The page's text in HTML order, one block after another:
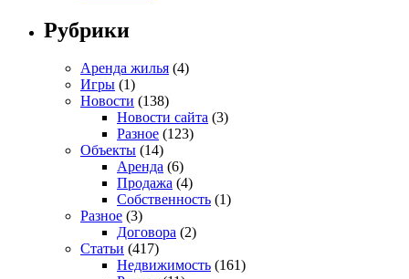
Рубрики
Аренда жилья (4)
Игры (1)
Новости (138)
Новости сайта (3)
Разное (123)
Объекты (14)
Аренда (6)
Продажа (4)
Собственность (1)
Разное (3)
Договора (2)
Статьи (417)
Недвижимость (161)